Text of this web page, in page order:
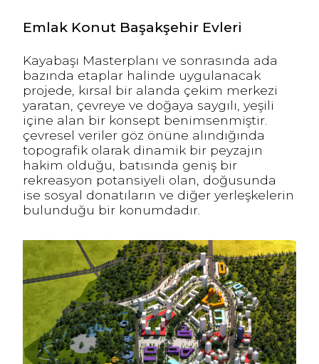
Emlak Konut Başakşehir Evleri
Kayabaşı Masterplanı ve sonrasında ada
bazında etaplar halinde uygulanacak
projede, kırsal bir alanda çekim merkezi
yaratan, çevreye ve doğaya saygılı, yeşili
içine alan bir konsept benimsenmiştir.
çevresel veriler göz önüne alındığında
topografik olarak dinamik bir peyzajın
hakim olduğu, batısında geniş bir
rekreasyon potansiyeli olan, doğusunda
ise sosyal donatıların ve diğer yerleşkelerin
bulunduğu bir konumdadır.